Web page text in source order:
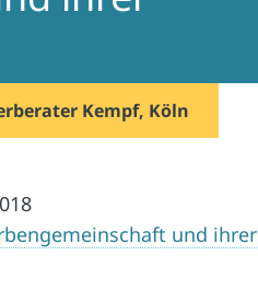
Kempf, Köln
und ihrer